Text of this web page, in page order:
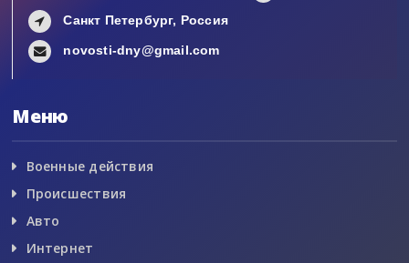
Санкт Петербург, Россия
novosti-dny@gmail.com
Меню
Военные действия
Происшествия
Авто
Интернет